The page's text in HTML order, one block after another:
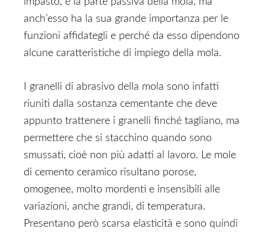
anch’esso ha la sua grande importanza per le
funzioni affidategli e perché da esso dipendono
alcune caratteristiche di impiego della mola.
I granelli di abrasivo della mola sono infatti
riuniti dalla sostanza cementante che deve
appunto trattenere i granelli finché tagliano, ma
permettere che si stacchino quando sono
smussati, cioè non più adatti al lavoro. Le mole
di cemento ceramico risultano porose,
omogenee, molto mordenti e insensibili alle
variazioni, anche grandi, di temperatura.
Presentano però scarsa elasticità e sono quindi